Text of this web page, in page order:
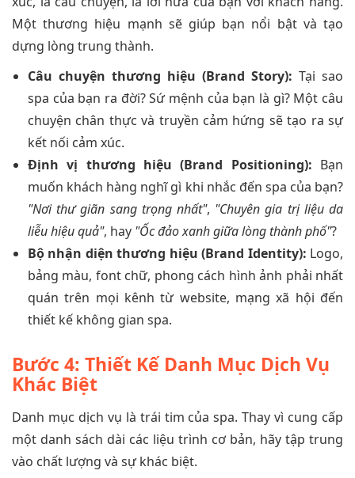
Một thương hiệu mạnh sẽ giúp bạn nổi bật và tạo
dựng lòng trung thành.
Câu chuyện thương hiệu (Brand Story): Tại sao
spa của bạn ra đời? Sứ mệnh của bạn là gì? Một câu
chuyện chân thực và truyền cảm hứng sẽ tạo ra sự
kết nối cảm xúc.
Định vị thương hiệu (Brand Positioning): Bạn
muốn khách hàng nghĩ gì khi nhắc đến spa của bạn?
"Nơi thư giãn sang trọng nhất", "Chuyên gia trị liệu da
liễu hiệu quả", hay "Ốc đảo xanh giữa lòng thành phố"?
Bộ nhận diện thương hiệu (Brand Identity): Logo,
bảng màu, font chữ, phong cách hình ảnh phải nhất
quán trên mọi kênh từ website, mạng xã hội đến
thiết kế không gian spa.
Bước 4: Thiết Kế Danh Mục Dịch Vụ
Khác Biệt
Danh mục dịch vụ là trái tim của spa. Thay vì cung cấp
một danh sách dài các liệu trình cơ bản, hãy tập trung
vào chất lượng và sự khác biệt.